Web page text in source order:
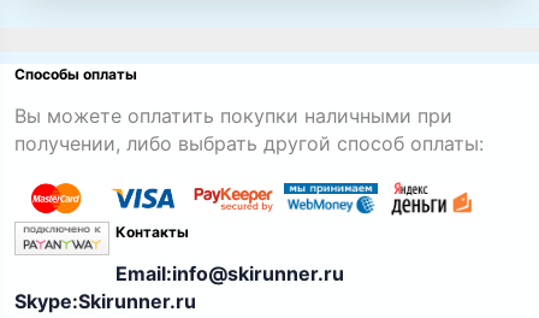
Способы оплаты
Вы можете оплатить покупки наличными при
получении, либо выбрать другой способ оплаты:
Контакты
Email:info@skirunner.ru
Skype:Skirunner.ru